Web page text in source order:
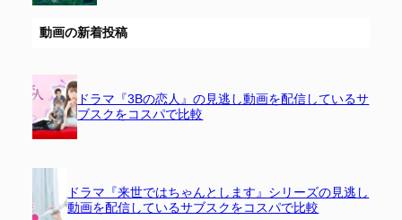
動画の新着投稿
ドラマ『3Bの恋人』の見逃し動画を配信しているサ
ブスクをコスパで比較
ドラマ『来世ではちゃんとします』シリーズの見逃し
動画を配信しているサブスクをコスパで比較